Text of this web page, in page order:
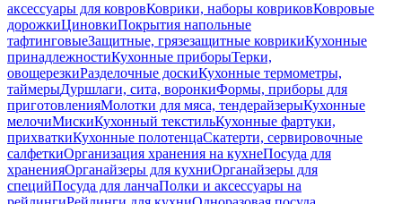
аксессуары для ковровКоврики, наборы ковриковКовровые
дорожкиЦиновкиПокрытия напольные
тафтинговыеЗащитные, грязезащитные коврикиКухонные
принадлежностиКухонные приборыТерки,
овощерезкиРазделочные доскиКухонные термометры,
таймерыДуршлаги, сита, воронкиФормы, приборы для
приготовленияМолотки для мяса, тендерайзерыКухонные
мелочиМискиКухонный текстильКухонные фартуки,
прихваткиКухонные полотенцаСкатерти, сервировочные
салфеткиОрганизация хранения на кухнеПосуда для
храненияОрганайзеры для кухниОрганайзеры для
специйПосуда для ланчаПолки и аксессуары на